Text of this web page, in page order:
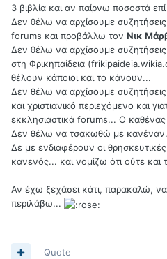
3 βιβλία και αν παίρνω ποσοστά
Δεν θέλω να αρχίσουμε συζητήσεις
forums και προβάλλω τον Νικ
Δεν θέλω να αρχίσουμε
στη Φρικηπαίδεια
θέλουν κάποιοι και το κάνουν...
Δεν θέλω να αρχίσουμε συζητήσεις
και χριστιανικό περιεχόμενο και
εκκλησιαστικά forums... Ο καθένας
Δεν θέλω να τσακωθώ με
Δε με ενδιαφέρουν οι θρησκευτικές
κανενός... και νομίζω ότι ούτε και
Αν έχω ξεχάσει κάτι, παρακαλώ,
περιλάβω...
Quote